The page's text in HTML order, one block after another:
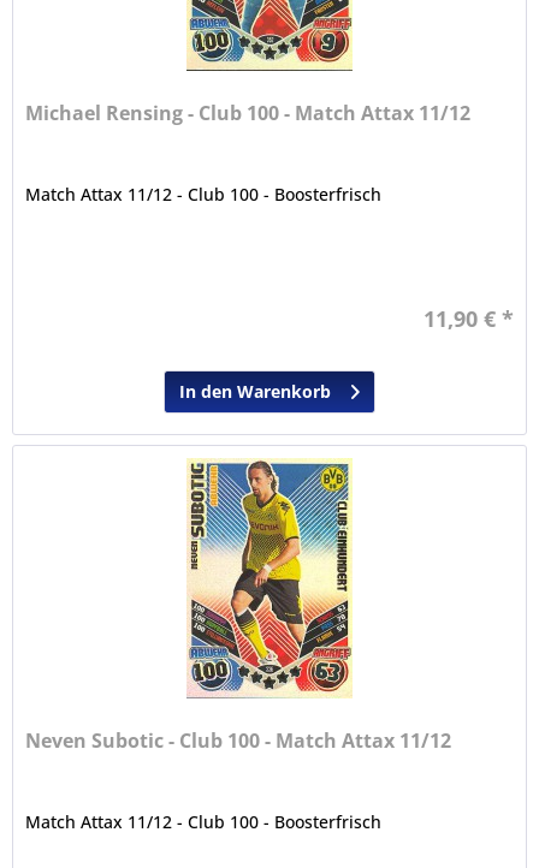
Michael Rensing - Club 100 - Match Attax 11/12
Match Attax 11/12 - Club 100 - Boosterfrisch
11,90 € *
In den Warenkorb
Neven Subotic - Club 100 - Match Attax 11/12
Match Attax 11/12 - Club 100 - Boosterfrisch